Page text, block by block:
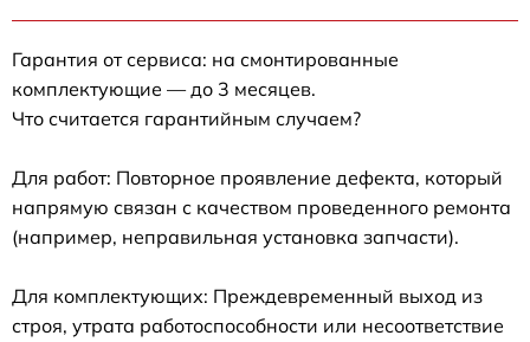
Гарантия от сервиса: на смонтированные
комплектующие — до 3 месяцев.
Что считается гарантийным случаем?
Для работ: Повторное проявление дефекта, который
напрямую связан с качеством проведенного ремонта
(например, неправильная установка запчасти).
Для комплектующих: Преждевременный выход из
строя, утрата работоспособности или несоответствие